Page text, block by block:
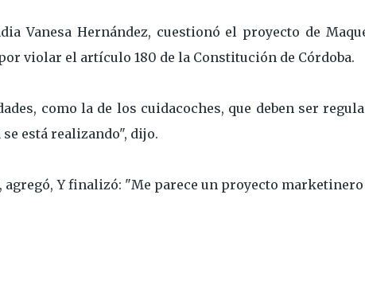
Vanesa Hernández, cuestionó el proyecto de
violar el artículo 180 de la Constitución de Córdoba.
como la de los cuidacoches, que deben ser
está realizando", dijo.
Y finalizó: "Me parece un proyecto